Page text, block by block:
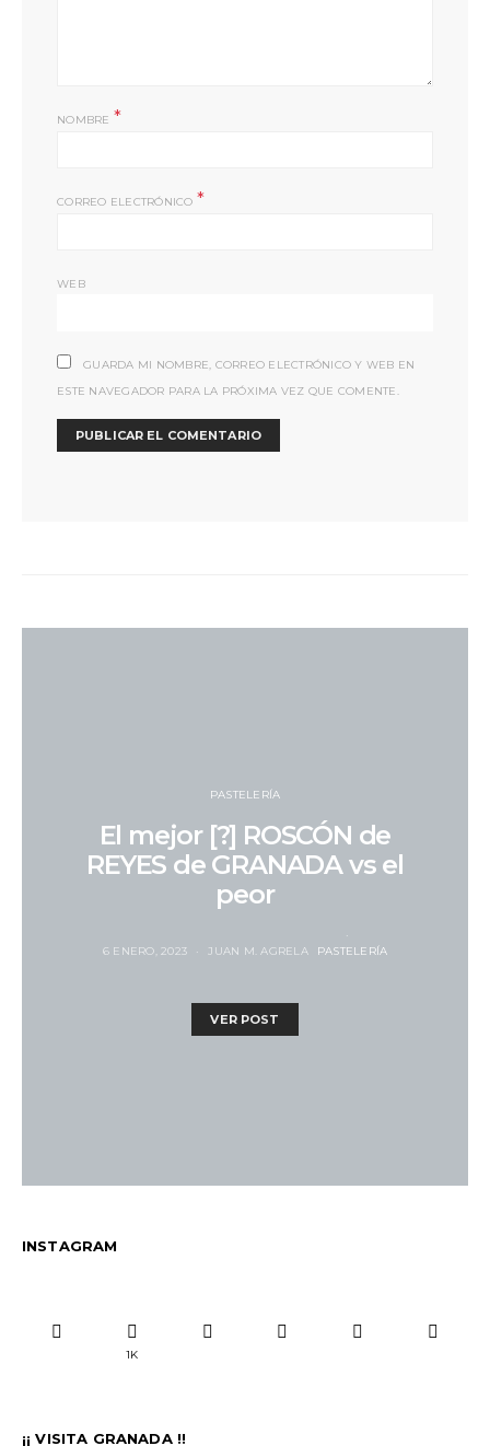
NOMBRE *
CORREO ELECTRÓNICO *
WEB
GUARDA MI NOMBRE, CORREO ELECTRÓNICO Y WEB EN
ESTE NAVEGADOR PARA LA PRÓXIMA VEZ QUE COMENTE.
PASTELERÍA
El mejor [?] ROSCÓN de
REYES de GRANADA vs el
peor
6 ENERO, 2023 JUAN M. AGRELA PASTELERÍA
VER POST
INSTAGRAM
1K
¡¡ VISITA GRANADA !!